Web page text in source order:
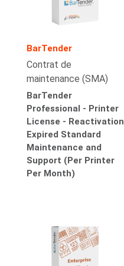
BarTender
Contrat de
maintenance (SMA)
BarTender
Professional - Printer
License - Reactivation
Expired Standard
Maintenance and
Support (Per Printer
Per Month)